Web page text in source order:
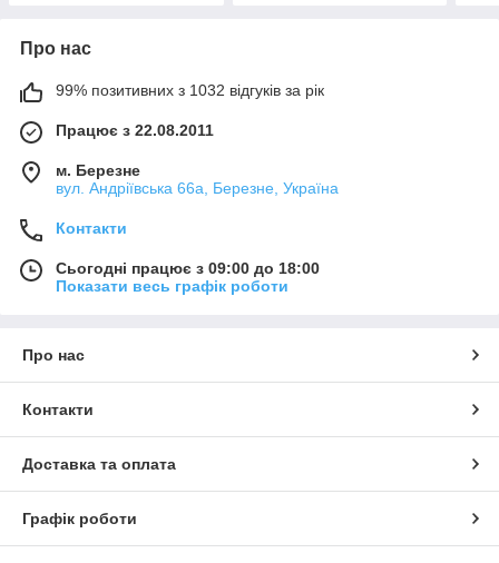
Про нас
99% позитивних з 1032 відгуків за рік
Працює з 22.08.2011
м. Березне
вул. Андріївська 66а, Березне, Україна
Контакти
Сьогодні працює з 09:00 до 18:00
Показати весь графік роботи
Про нас
Контакти
Доставка та оплата
Графік роботи